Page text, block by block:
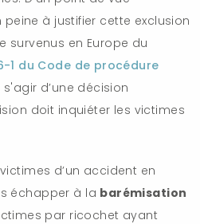
peine à justifier cette exclusion
survenus en Europe du
1 du Code de procédure
d’une décision
doit inquiéter les victimes
d’un accident en
échapper à la barémisation
par ricochet ayant